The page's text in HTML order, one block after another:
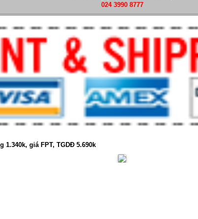
024 3990 8777
giá FPT, TGDĐ 5.690k